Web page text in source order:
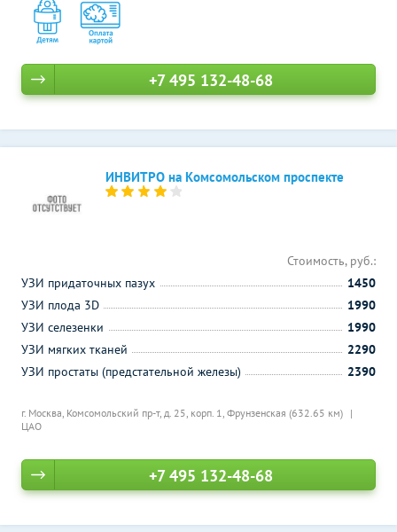
+7 495 132-48-68
ИНВИТРО на Комсомольском проспекте
г. Москва, Комсомольский пр-т, д. 25, корп. 1, Фрунзенская (632.65 км)
ЦАО
Стоимость, руб.:
УЗИ придаточных пазух
1450
УЗИ плода 3D
1990
УЗИ селезенки
1990
УЗИ мягких тканей
2290
УЗИ простаты (предстательной железы)
2390
+7 495 132-48-68